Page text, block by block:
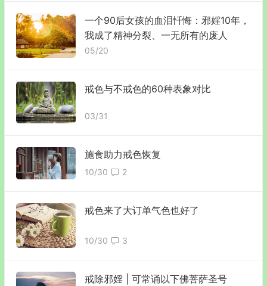
一个90后女孩的血泪忏悔：邪婬10年，
我成了精神分裂、一无所有的废人
05/20
戒色与不戒色的60种表象对比
03/31
施食助力戒色恢复
10/30 2
戒色来了大订单气色也好了
10/30 3
戒除邪婬 | 可常诵以下佛菩萨圣号